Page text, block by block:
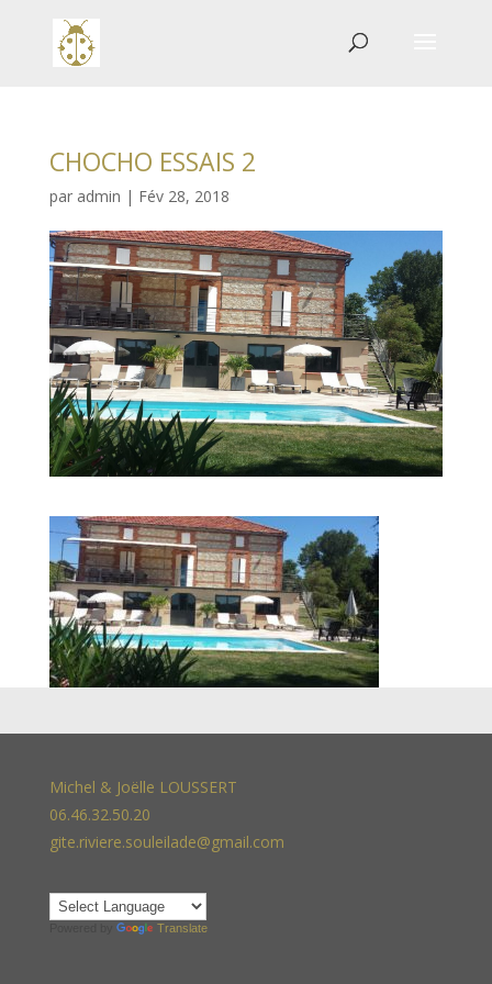
CHOCHO ESSAIS 2
par admin | Fév 28, 2018
Michel & Joëlle LOUSSERT
06.46.32.50.20
gite.riviere.souleilade@gmail.com
Translate